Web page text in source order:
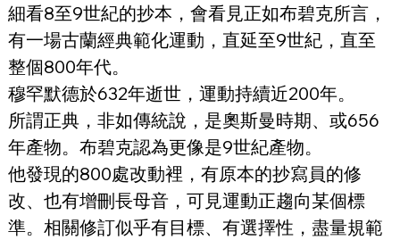
細看8至9世紀的抄本，會看見正如布碧克所言，
有一場古蘭經典範化運動，直延至9世紀，直至
整個800年代。
穆罕默德於632年逝世，運動持續近200年。
所謂正典，非如傳統說，是奧斯曼時期、或656
年產物。布碧克認為更像是9世紀產物。
他發現的800處改動裡，有原本的抄寫員的修
改、也有增刪長母音，可見運動正趨向某個標
準。相關修訂似乎有目標、有選擇性，盡量規範